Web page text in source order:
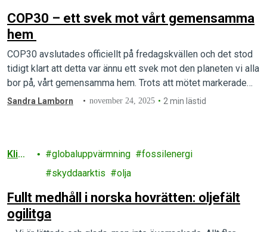
COP30 – ett svek mot vårt gemensamma
hem
COP30 avslutades officiellt på fredagskvällen och det stod
tidigt klart att detta var ännu ett svek mot den planeten vi alla
bor på, vårt gemensamma hem. Trots att mötet markerade…
Sandra Lamborn november 24, 2025 2 min lästid
Klima
globaluppvärmning
fossilenergi
skyddaarktis
olja
Fullt medhåll i norska hovrätten: oljefält
ogilitga